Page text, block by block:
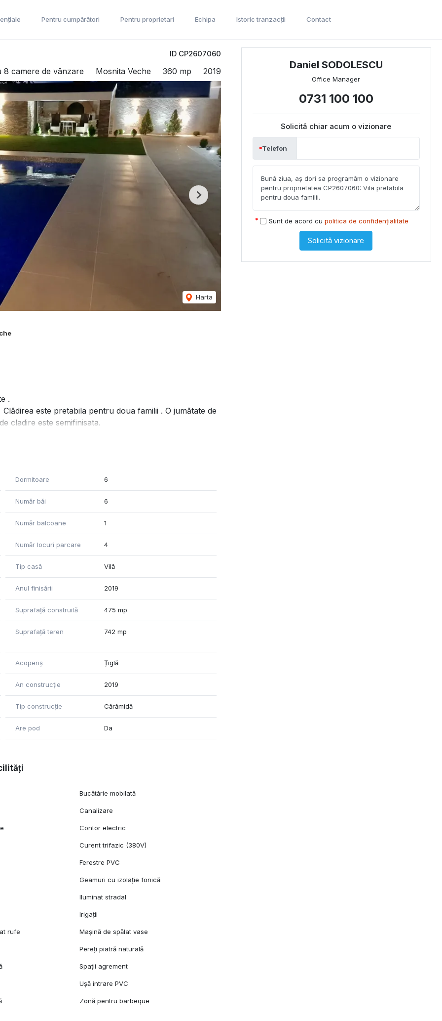
Pentru cumpărători Pentru proprietari Echipa Istoric tranzacții Contact
ID CP2607060
8 camere de vânzare Mosnita Veche 360 mp 2019
Harta
Next
.
este pretabila pentru doua familii . O jumătate de
cladire este semifinisata.
9 mp + Dressing 5 mp Baie etaj: 6 mp
9 mp + Dressing 5 mp Baie etaj: 6 mp
placate cu gresie.
Dormitoare 6
Număr băi 6
Număr balcoane 1
Număr locuri parcare 4
Tip casă Vilă
Anul finisării 2019
Suprafață construită 475 mp
Suprafață teren 742 mp
Acoperiș Țiglă
An construcție 2019
Tip construcție Cărămidă
Are pod Da
Bucătărie mobilată
Canalizare
Contor electric
Curent trifazic (380V)
Ferestre PVC
Geamuri cu izolație fonică
Iluminat stradal
Irigații
rufe Mașină de spălat vase
Pereți piatră naturală
Spații agrement
Ușă intrare PVC
Zonă pentru barbeque
Daniel SODOLESCU
Office Manager
0731 100 100
Solicită chiar acum o vizionare
Telefon
Sunt de acord cu politica de confidențialitate
Solicită vizionare